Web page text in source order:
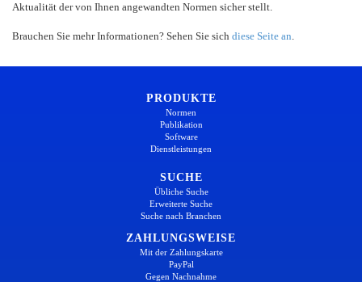
Aktualität der von Ihnen angewandten Normen sicher stellt.
Brauchen Sie mehr Informationen? Sehen Sie sich diese Seite an
PRODUKTE
Normen
Publikation
Software
Dienstleistungen
SUCHE
Übliche Suche
Erweiterte Suche
Suche nach Branchen
ZAHLUNGSWEISE
Mit der Zahlungskarte
PayPal
Gegen Nachnahme